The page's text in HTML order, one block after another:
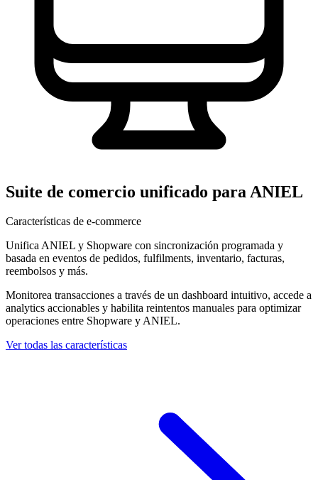
Suite de comercio unificado para ANIEL
Características de e-commerce
Unifica ANIEL y Shopware con sincronización programada y
basada en eventos de pedidos, fulfilments, inventario, facturas,
reembolsos y más.
Monitorea transacciones a través de un dashboard intuitivo, accede a
analytics accionables y habilita reintentos manuales para optimizar
operaciones entre Shopware y ANIEL.
Ver todas las características